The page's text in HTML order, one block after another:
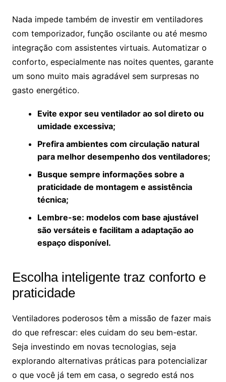
Nada impede também de investir em ventiladores
com temporizador, função oscilante ou até mesmo
integração com assistentes virtuais. Automatizar o
conforto, especialmente nas noites quentes, garante
um sono muito mais agradável sem surpresas no
gasto energético.
Evite expor seu ventilador ao sol direto ou
umidade excessiva;
Prefira ambientes com circulação natural
para melhor desempenho dos ventiladores;
Busque sempre informações sobre a
praticidade de montagem e assistência
técnica;
Lembre-se: modelos com base ajustável
são versáteis e facilitam a adaptação ao
espaço disponível.
Escolha inteligente traz conforto e
praticidade
Ventiladores poderosos têm a missão de fazer mais
do que refrescar: eles cuidam do seu bem-estar.
Seja investindo em novas tecnologias, seja
explorando alternativas práticas para potencializar
o que você já tem em casa, o segredo está nos